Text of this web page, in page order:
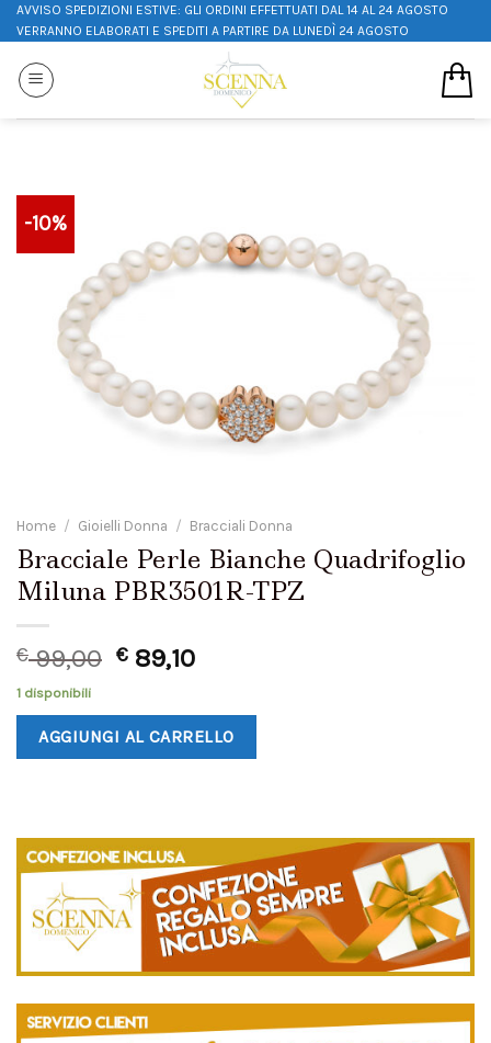
AVVISO SPEDIZIONI ESTIVE: GLI ORDINI EFFETTUATI DAL 14 AL 24 AGOSTO
VERRANNO ELABORATI E SPEDITI A PARTIRE DA LUNEDÌ 24 AGOSTO
-10%
Home / Gioielli Donna / Bracciali Donna
Bracciale Perle Bianche Quadrifoglio
Miluna PBR3501R-TPZ
€99,00 € 89,10
1 disponibili
AGGIUNGI AL CARRELLO